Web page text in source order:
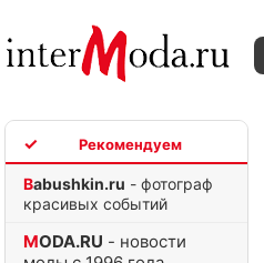
Babushkin.ru - фотограф
красивых событий
MODA.RU - новости